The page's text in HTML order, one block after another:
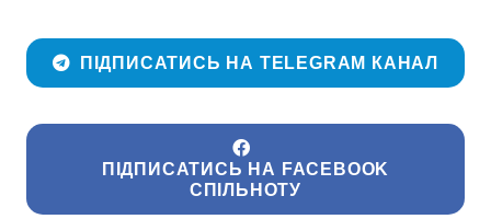
ПІДПИСАТИСЬ НА TELEGRAM КАНАЛ
ПІДПИСАТИСЬ НА FACEBOOK
СПІЛЬНОТУ